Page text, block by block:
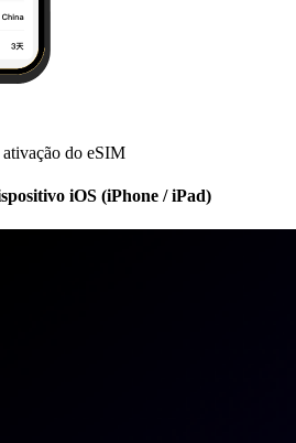
do eSIM
iOS (iPhone / iPad)